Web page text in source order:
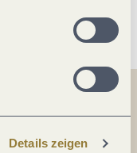
Details zeigen